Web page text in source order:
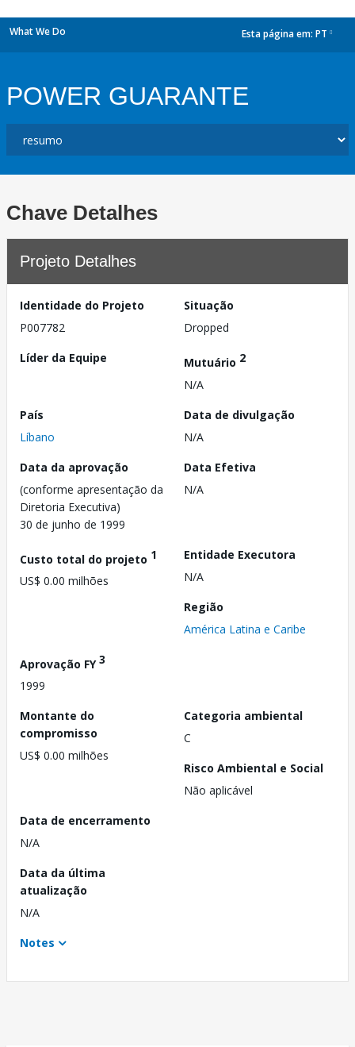
What We Do Esta página em: PT
POWER GUARANTE
Chave Detalhes
Projeto Detalhes
Identidade do Projeto
P007782
Situação
Dropped
Líder da Equipe
Mutuário 2
N/A
País
Líbano
Data de divulgação
N/A
Data da aprovação
(conforme apresentação da
Diretoria Executiva)
30 de junho de 1999
Data Efetiva
N/A
Custo total do projeto 1
US$ 0.00 milhões
Entidade Executora
N/A
Região
América Latina e Caribe
Aprovação FY3
1999
Montante do
compromisso
US$ 0.00 milhões
Categoria ambiental
C
Risco Ambiental e Social
Não aplicável
Data de encerramento
N/A
Data da última
atualização
N/A
Notes